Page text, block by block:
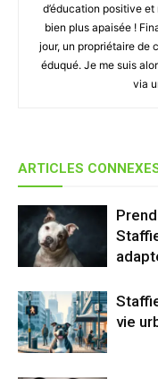
d’éducation positive
bien plus apaisée !
jour, un propriétaire de
éduqué. Je me suis
via
ARTICLES
vie